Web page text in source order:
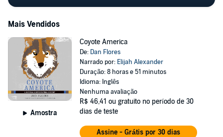
Mais Vendidos
Amostra
Coyote America
De: Dan Flores
Narrado por: Elijah Alexander
Duração: 8 horas e 51 minutos
Idioma: Inglês
Nenhuma avaliação
R$ 46,41 ou gratuito no período de 30
dias de teste
Assine - Grátis por 30 dias